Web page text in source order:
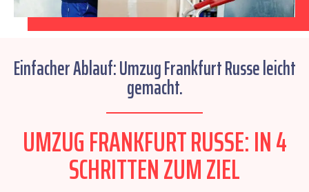
Einfacher Ablauf: Umzug Frankfurt Russe leicht
gemacht.
UMZUG FRANKFURT RUSSE: IN 4
SCHRITTEN ZUM ZIEL